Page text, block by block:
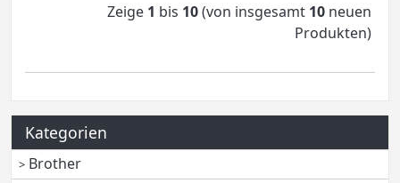
Zeige 1 bis 10(von insgesamt 10 neuen
Produkten)
Kategorien
Brother